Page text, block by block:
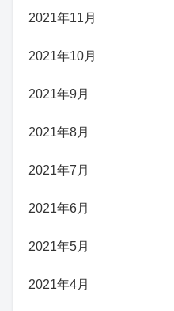
2021年11月
2021年10月
2021年9月
2021年8月
2021年7月
2021年6月
2021年5月
2021年4月